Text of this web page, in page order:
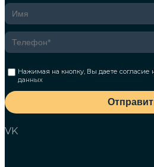
Нажимая на кнопку, Вы даете согласие
данных
VK